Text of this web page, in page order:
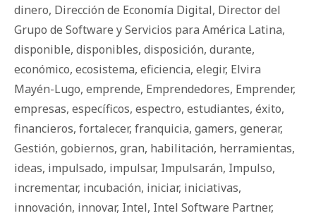
dinero, Dirección de Economía Digital, Director del
Grupo de Software y Servicios para América Latina,
disponible, disponibles, disposición, durante,
económico, ecosistema, eficiencia, elegir, Elvira
Mayén-Lugo, emprende, Emprendedores, Emprender,
empresas, específicos, espectro, estudiantes, éxito,
financieros, fortalecer, franquicia, gamers, generar,
Gestión, gobiernos, gran, habilitación, herramientas,
ideas, impulsado, impulsar, Impulsarán, Impulso,
incrementar, incubación, iniciar, iniciativas,
innovación, innovar, Intel, Intel Software Partner,